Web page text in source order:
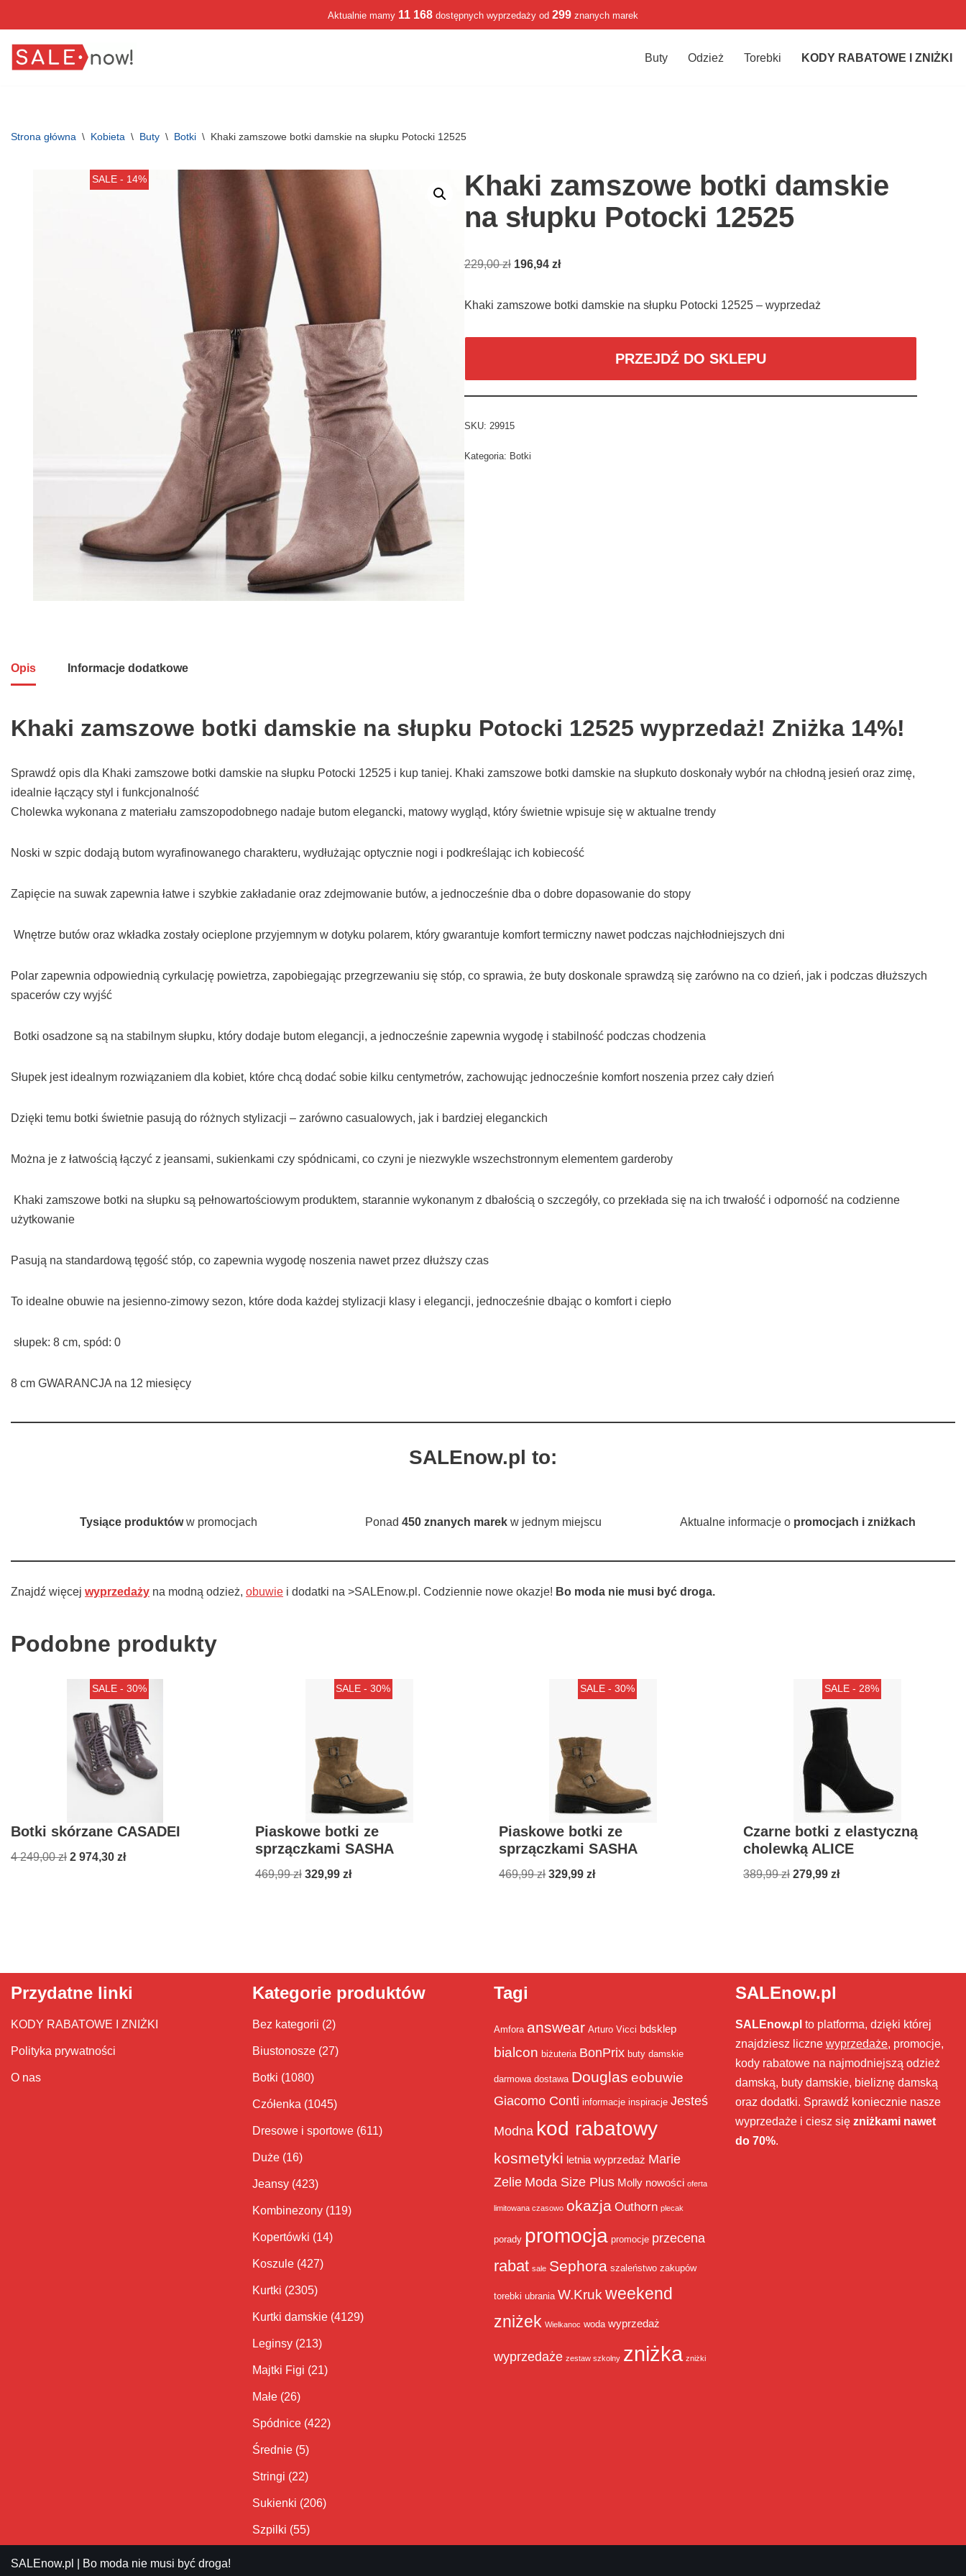
do
Aktualnie mamy 11 168 dostępnych wyprzedaży od 299 znanych marek
Buty Odzież Torebki KODY RABATOWE I ZNIŻKI
Strona główna \ Kobieta \ Buty \ Botki \ Khaki zamszowe botki damskie na słupku Potocki 12525
SALE - 14%
Khaki zamszowe botki damskie
na słupku Potocki 12525
229,00zł 196,94 zł
Khaki zamszowe botki damskie na słupku Potocki 12525 – wyprzedaż
PRZEJDŹ DO SKLEPU
SKU: 29915
Kategoria: Botki
Opis Informacje dodatkowe
Khaki zamszowe botki damskie na słupku Potocki 12525 wyprzedaż! Zniżka 14%!
Sprawdź opis dla Khaki zamszowe botki damskie na słupku Potocki 12525 i kup taniej. Khaki zamszowe botki damskie na słupkuto doskonały wybór na chłodną jesień oraz zimę,
idealnie łączący styl i funkcjonalność
Cholewka wykonana z materiału zamszopodobnego nadaje butom elegancki, matowy wygląd, który świetnie wpisuje się w aktualne trendy
Noski w szpic dodają butom wyrafinowanego charakteru, wydłużając optycznie nogi i podkreślając ich kobiecość
Zapięcie na suwak zapewnia łatwe i szybkie zakładanie oraz zdejmowanie butów, a jednocześnie dba o dobre dopasowanie do stopy
Wnętrze butów oraz wkładka zostały ocieplone przyjemnym w dotyku polarem, który gwarantuje komfort termiczny nawet podczas najchłodniejszych dni
Polar zapewnia odpowiednią cyrkulację powietrza, zapobiegając przegrzewaniu się stóp, co sprawia, że buty doskonale sprawdzą się zarówno na co dzień, jak i podczas dłuższych
spacerów czy wyjść
Botki osadzone są na stabilnym słupku, który dodaje butom elegancji, a jednocześnie zapewnia wygodę i stabilność podczas chodzenia
Słupek jest idealnym rozwiązaniem dla kobiet, które chcą dodać sobie kilku centymetrów, zachowując jednocześnie komfort noszenia przez cały dzień
Dzięki temu botki świetnie pasują do różnych stylizacji – zarówno casualowych, jak i bardziej eleganckich
Można je z łatwością łączyć z jeansami, sukienkami czy spódnicami, co czyni je niezwykle wszechstronnym elementem garderoby
Khaki zamszowe botki na słupku są pełnowartościowym produktem, starannie wykonanym z dbałością o szczegóły, co przekłada się na ich trwałość i odporność na codzienne
użytkowanie
Pasują na standardową tęgość stóp, co zapewnia wygodę noszenia nawet przez dłuższy czas
To idealne obuwie na jesienno-zimowy sezon, które doda każdej stylizacji klasy i elegancji, jednocześnie dbając o komfort i ciepło
słupek: 8 cm, spód: 0
8 cm GWARANCJA na 12 miesięcy
SALEnow.pl to:
Tysiące produktóww promocjach Ponad 450 znanych marekw jednym miejscu Aktualne informacje o promocjach i zniżkach
Znajdź więcej wyprzedaży na modną odzież, obuwie i dodatki na >SALEnow.pl. Codziennie nowe okazje! Bo moda nie musi być droga.
Podobne produkty
SALE - 30%
Botki skórzane CASADEI
4 249,00zł 2 974,30 zł
SALE - 30%
Piaskowe botki ze
sprzączkami SASHA
469,99zł 329,99 zł
SALE - 30%
Piaskowe botki ze
sprzączkami SASHA
469,99zł 329,99zł
SALE - 28%
Czarne botki z elastyczną
cholewką ALICE
389,99zł 279,99 zł
Przydatne linki
KODY RABATOWE I ZNIŻKI
Polityka prywatności
O nas
Kategorie produktów
Bez kategorii (2)
Biustonosze (27)
Botki (1080)
Czółenka (1045)
Dresowe i sportowe (611)
Duże (16)
Jeansy (423)
Kombinezony (119)
Kopertówki (14)
Koszule (427)
Kurtki (2305)
Kurtki damskie (4129)
Leginsy (213)
Majtki Figi (21)
Małe (26)
Spódnice (422)
Średnie (5)
Stringi (22)
Sukienki (206)
Szpilki (55)
Tagi
Amfora answear Arturo Vicci bdsklep
bialcon biżuteria BonPrix buty damskie
darmowa dostawa Douglas eobuwie
Giacomo Conti informacje inspiracje Jesteś
Modna kod rabatowy
kosmetyki letnia wyprzedaż Marie
Zelie Moda Size Plus Molly nowości oferta
limitowana czasowo okazja Outhorn plecak
porady promocja promocje przecena
rabat sale Sephora szaleństwo zakupów
torebki ubrania W.Kruk weekend
zniżek Wielkanoc woda wyprzedaż
wyprzedaże zestaw szkolny zniżka zniżki
SALEnow.pl
SALEnow.pl to platforma, dzięki której
znajdziesz liczne wyprzedaże, promocje,
kody rabatowe na najmodniejszą odzież
damską, buty damskie, bieliznę damską
oraz dodatki. Sprawdź koniecznie nasze
wyprzedaże i ciesz się zniżkami nawet
do 70%.
SALEnow.pl | Bo moda nie musi być droga!